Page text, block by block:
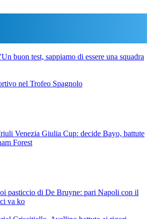
buon test, sappiamo di essere una squadra
nel Trofeo Spagnolo
Venezia Giulia Cup: decide Bayo, battute
Forest
pasticcio di De Bruyne: pari Napoli con il
va ko